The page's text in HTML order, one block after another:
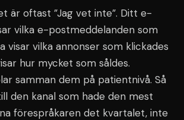
är oftast ”Jag vet inte”. Ditt e-
vilka e-postmeddelanden som
visar vilka annonser som klickades
hur mycket som såldes.
samman dem på patientnivå. Så
den kanal som hade den mest
förespråkaren det kvartalet, inte